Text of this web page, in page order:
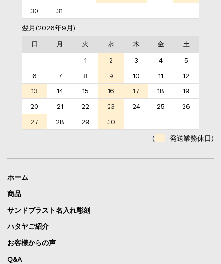
30
31
翌月(2026年9月)
日 月 火 水 木 金 土
1 2 3 4
5
6
7 8 9 10 11
12
13
14 15 16 17 18
19
20
21 22 23 24 25
26
27
28 29 30
( 発送業務休日)
ホーム
商品
サンドブラスト名入れ彫刻
ハタヤご紹介
お客様からの声
Q&A